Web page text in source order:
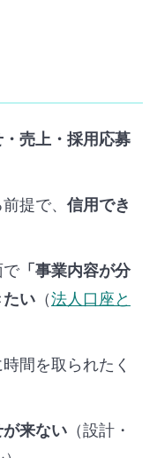
売上・採用応募
提で、 信用でき
で「事業内容が分
たい （法人口座と
間を取られたく
が来ない （設計・